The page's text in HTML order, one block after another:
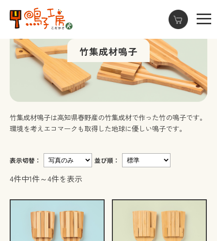
竹集成材鳴子
竹集成材鳴子は高知県春野産の竹集成材で作った竹の鳴子です。
環境を考えエコマークも取得した地球に優しい鳴子です。
表示切替： 並び順：
4件中1件～4件を表示